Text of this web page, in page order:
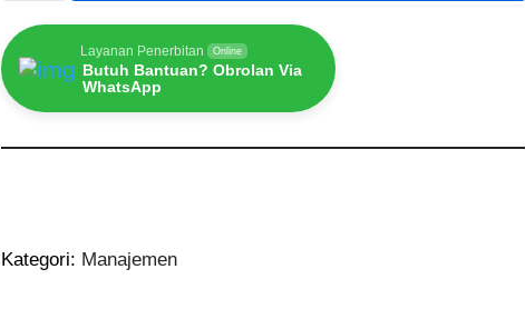
Layanan Penerbitan Online
Butuh Bantuan? Obrolan Via
WhatsApp
Kategori: Manajemen